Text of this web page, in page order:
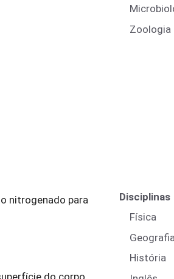
nitrogenado para
Zoologia
Disciplinas
Física
Geografia
História